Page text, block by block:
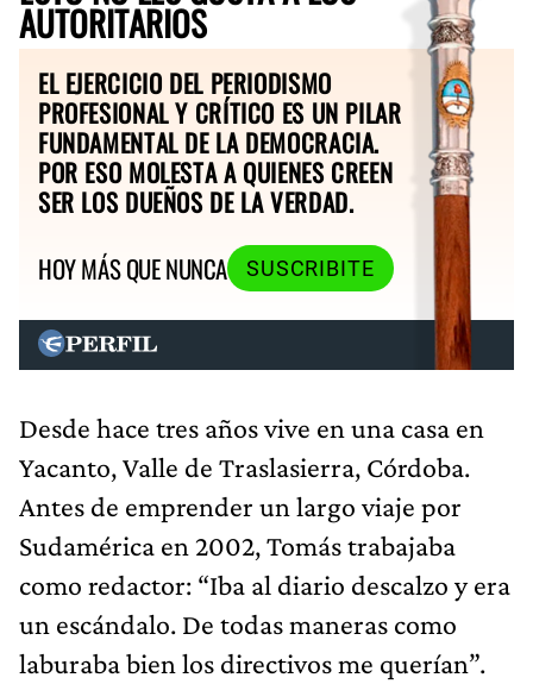
AUTORITARIOS
EL EJERCICIO DEL PERIODISMO
PROFESIONAL Y CRÍTICO ES UN PILAR
FUNDAMENTAL DE LA DEMOCRACIA.
POR ESO MOLESTA A QUIENES CREEN
SER LOS DUEÑOS DE LA VERDAD.
HOY MÁS QUE NUNCA
SUSCRIBITE
Desde hace tres años vive en una casa en
Yacanto, Valle de Traslasierra, Córdoba.
Antes de emprender un largo viaje por
Sudamérica en 2002, Tomás trabajaba
como redactor: “Iba al diario descalzo y era
un escándalo. De todas maneras como
laburaba bien los directivos me querían”.